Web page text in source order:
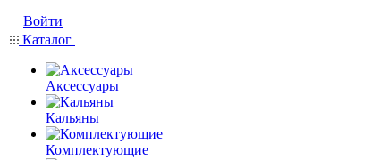
Войти
Каталог
Аксессуары
Кальяны
Комплектующие